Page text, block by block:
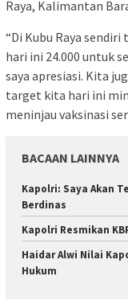
Raya, Kalimantan
“Di Kubu Raya
hari ini 24.000 untuk
saya apresiasi. Kita
target kita hari ini
meninjau vaksinasi
BACAAN LAINNYA
Kapolri: Saya Akan
Berdinas
Kapolri Resmikan
Haidar Alwi Nilai
Hukum